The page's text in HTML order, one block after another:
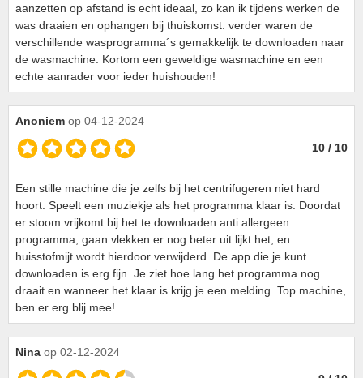
aanzetten op afstand is echt ideaal, zo kan ik tijdens werken de
was draaien en ophangen bij thuiskomst. verder waren de
verschillende wasprogramma´s gemakkelijk te downloaden naar
de wasmachine. Kortom een geweldige wasmachine en een
echte aanrader voor ieder huishouden!
Anoniem op 04-12-2024
10 / 10
Een stille machine die je zelfs bij het centrifugeren niet hard
hoort. Speelt een muziekje als het programma klaar is. Doordat
er stoom vrijkomt bij het te downloaden anti allergeen
programma, gaan vlekken er nog beter uit lijkt het, en
huisstofmijt wordt hierdoor verwijderd. De app die je kunt
downloaden is erg fijn. Je ziet hoe lang het programma nog
draait en wanneer het klaar is krijg je een melding. Top machine,
ben er erg blij mee!
Nina op 02-12-2024